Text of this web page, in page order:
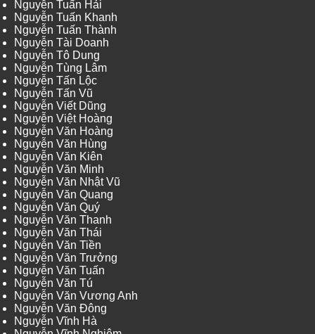
Nguyễn Tuấn Hải
Nguyễn Tuấn Khanh
Nguyễn Tuấn Thành
Nguyễn Tài Doanh
Nguyễn Tô Dung
Nguyễn Tùng Lâm
Nguyễn Tấn Lộc
Nguyễn Tấn Vũ
Nguyễn Viết Dũng
Nguyễn Việt Hoàng
Nguyễn Văn Hoàng
Nguyễn Văn Hùng
Nguyễn Văn Kiên
Nguyễn Văn Minh
Nguyễn Văn Nhật Vũ
Nguyễn Văn Quang
Nguyễn Văn Quý
Nguyễn Văn Thanh
Nguyễn Văn Thái
Nguyễn Văn Tiền
Nguyễn Văn Trưởng
Nguyễn Văn Tuấn
Nguyễn Văn Tú
Nguyễn Văn Vương Anh
Nguyễn Văn Đông
Nguyễn Vĩnh Hà